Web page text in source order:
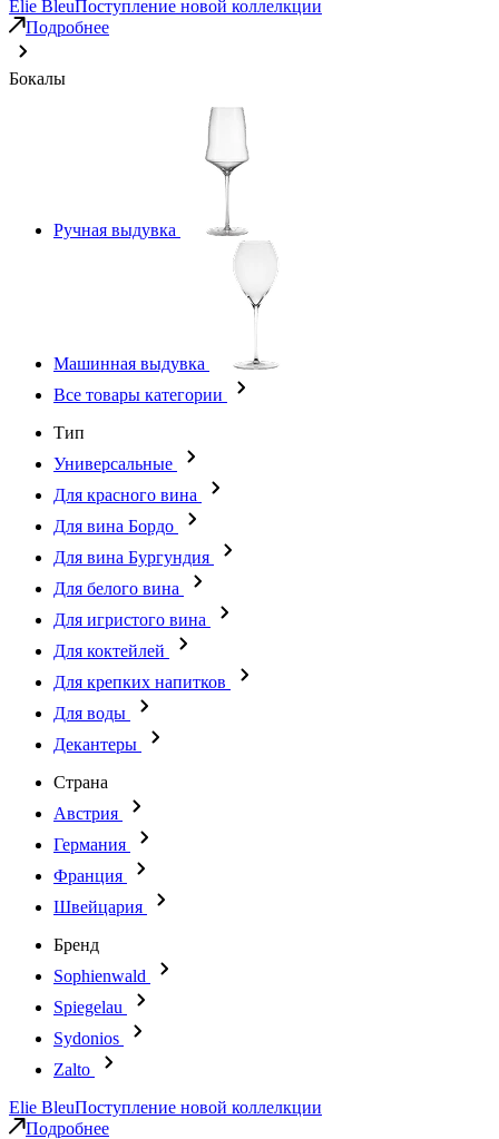
Elie BleuПоступление новой коллелкции
Подробнее
Бокалы
Ручная выдувка
Машинная выдувка
Все товары категории
Тип
Универсальные
Для красного вина
Для вина Бордо
Для вина Бургундия
Для белого вина
Для игристого вина
Для коктейлей
Для крепких напитков
Для воды
Декантеры
Страна
Австрия
Германия
Франция
Швейцария
Бренд
Sophienwald
Spiegelau
Sydonios
Zalto
Elie BleuПоступление новой коллелкции
Подробнее